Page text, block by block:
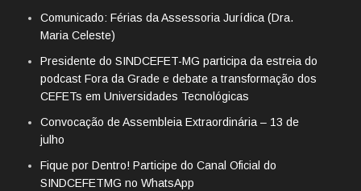
Comunicado: Férias da Assessoria Jurídica (Dra.
Maria Celeste)
Presidente do SINDCEFET-MG participa da estreia do
podcast Fora da Grade e debate a transformação dos
CEFETs em Universidades Tecnológicas
Convocação de Assembleia Extraordinária – 13 de
julho
Fique por Dentro! Participe do Canal Oficial do
SINDCEFETMG no WhatsApp